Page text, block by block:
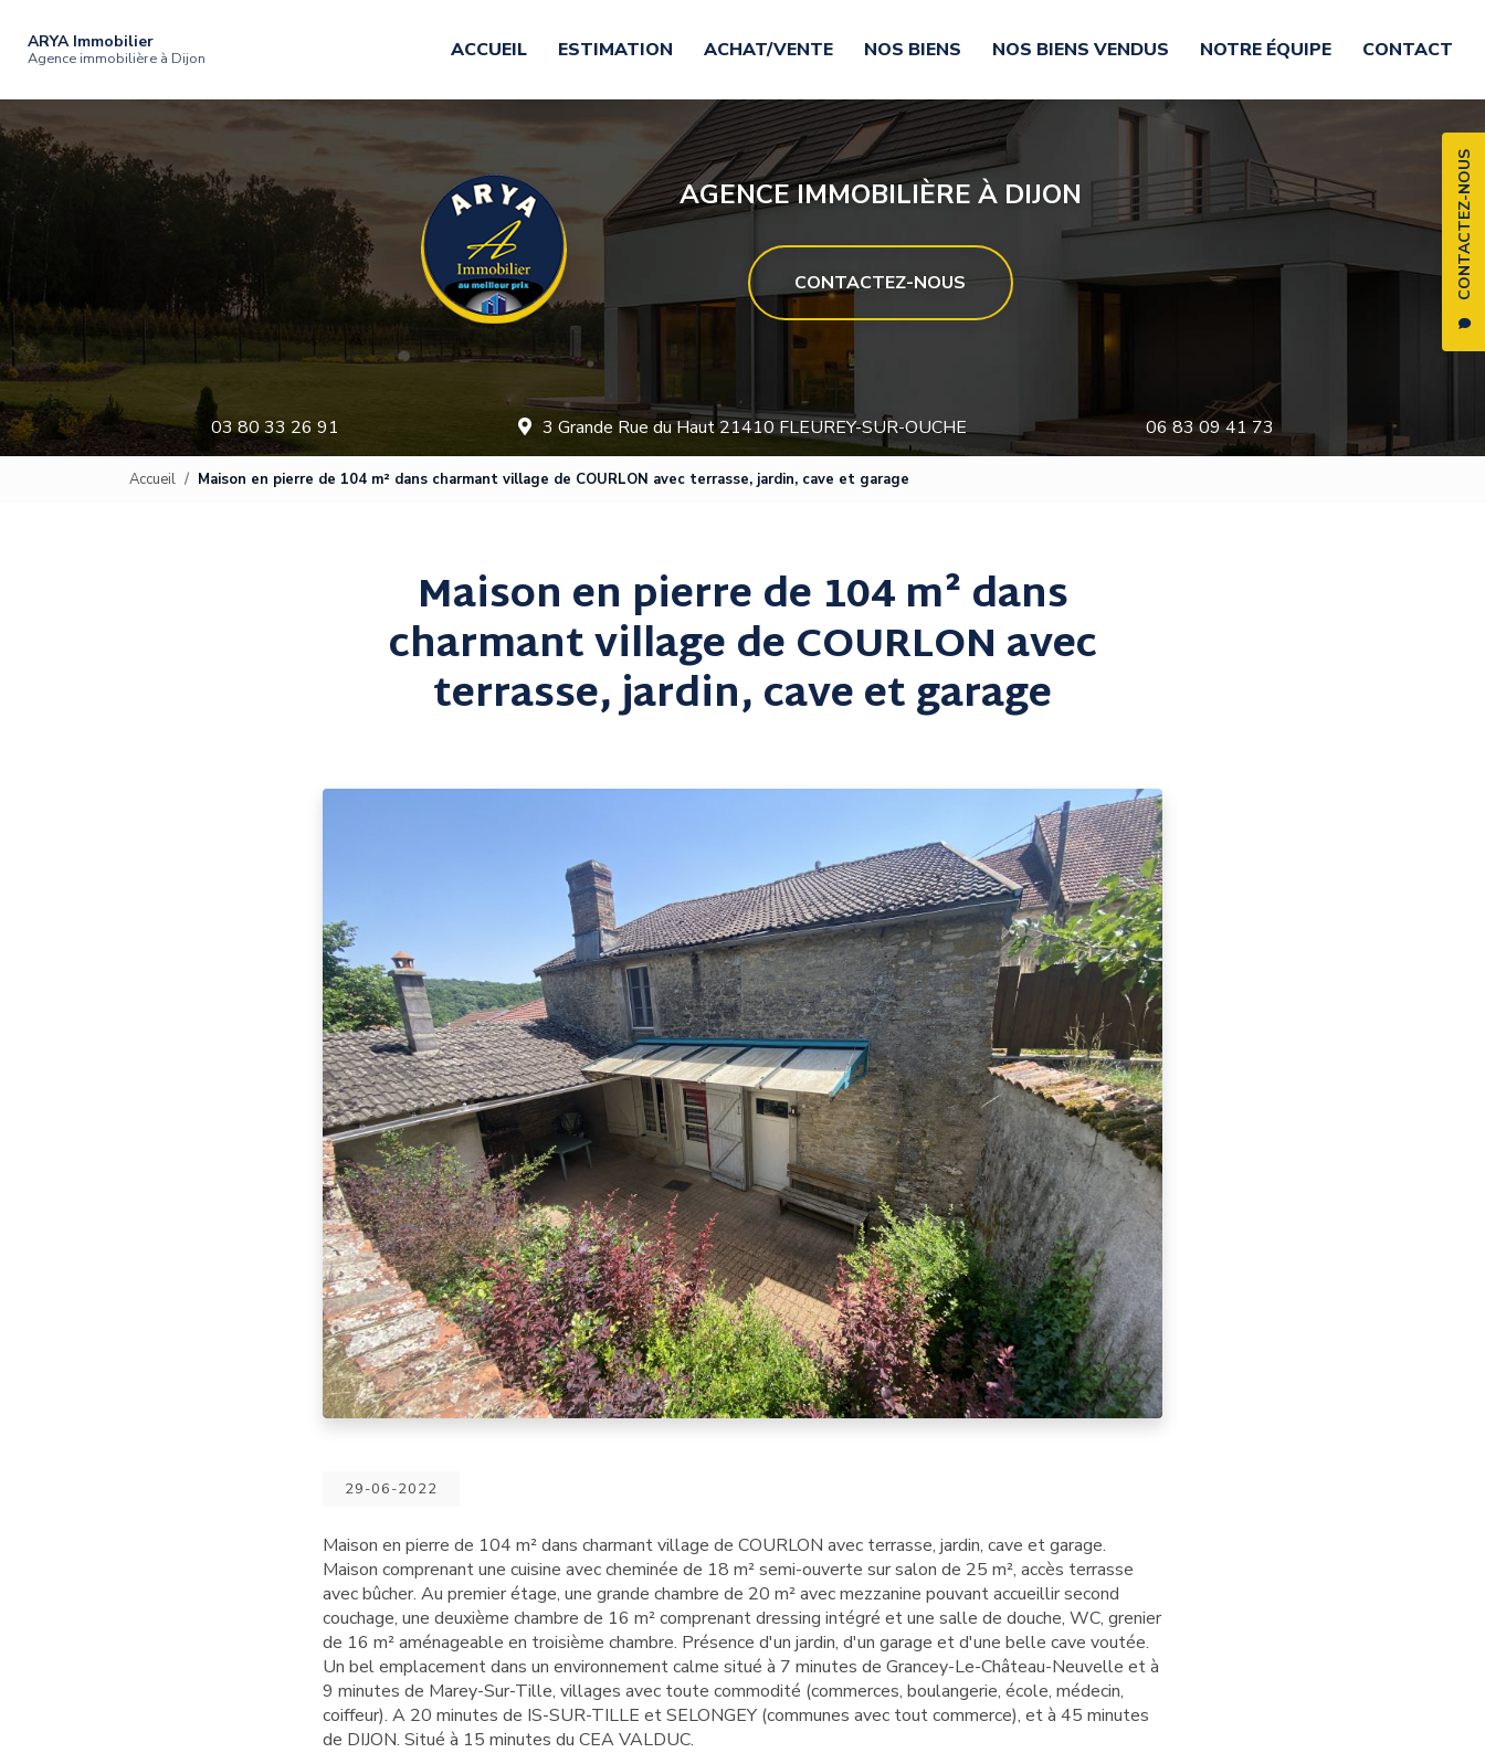
contenu
ARYA Immobilier
Agence immobilière à Dijon
CONTACTEZ-NOUS
ACCUEIL
ESTIMATION ACHAT/VENTE NOS BIENS NOS BIENS VENDUS NOTRE ÉQUIPE CONTACT
AGENCE IMMOBILIÈRE À DIJON
CONTACTEZ-NOUS
03 80 33 26 91 3 Grande Rue du Haut 21410 FLEUREY-SUR-OUCHE 06 83 09 41 73
Accueil Maison en pierre de 104 m² dans charmant village de COURLON avec terrasse, jardin, cave et garage
Maison en pierre de 104 m² dans
charmant village de COURLON avec
terrasse, jardin, cave et garage
29-06-2022
Maison en pierre de 104 m² dans charmant village de COURLON avec terrasse, jardin, cave et garage.
Maison comprenant une cuisine avec cheminée de 18 m² semi-ouverte sur salon de 25 m², accès terrasse
avec bûcher. Au premier étage, une grande chambre de 20 m² avec mezzanine pouvant accueillir second
couchage, une deuxième chambre de 16 m² comprenant dressing intégré et une salle de douche, WC, grenier
de 16 m² aménageable en troisième chambre. Présence d'un jardin, d'un garage et d'une belle cave voutée.
Un bel emplacement dans un environnement calme situé à 7 minutes de Grancey-Le-Château-Neuvelle et à
9 minutes de Marey-Sur-Tille, villages avec toute commodité (commerces, boulangerie, école, médecin,
coiffeur). A 20 minutes de IS-SUR-TILLE et SELONGEY (communes avec tout commerce), et à 45 minutes
de DIJON. Situé à 15 minutes du CEA VALDUC.